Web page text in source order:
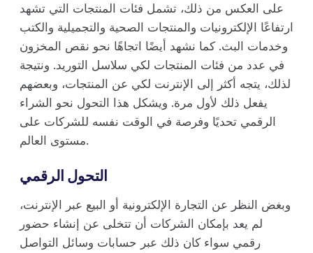
على العكس من ذلك، تشمل فئات المنتجات التي تشهد
ارتفاعًا الإلكترونيات والمنتجات الصحية والتجميلية والكتب
وخدمات البث. كما نشهد أيضًا اتجاهًا نحو نقص المخزون
في عدد من فئات المنتجات لكي سلاسل التوريد. ونتيجة
لذلك، يتجه أكثر إلى الإنترنت لكي عن المنتجات، وبعضهم
يفعل ذلك لأول مرة. ويشكل هذا التحول نحو الشراء
الرقمي تحديًا وفرصة في الوقت نفسه للشركات على
مستوى العالم.
التحول الرقمي
وبغض النظر عن التجارة الإلكترونية أو البيع عبر الإنترنت،
لم يعد بإمكان الشركات أن تتخلى عن إنشاء حضور
رقمي سواء كان ذلك عبر حسابات وسائل التواصل